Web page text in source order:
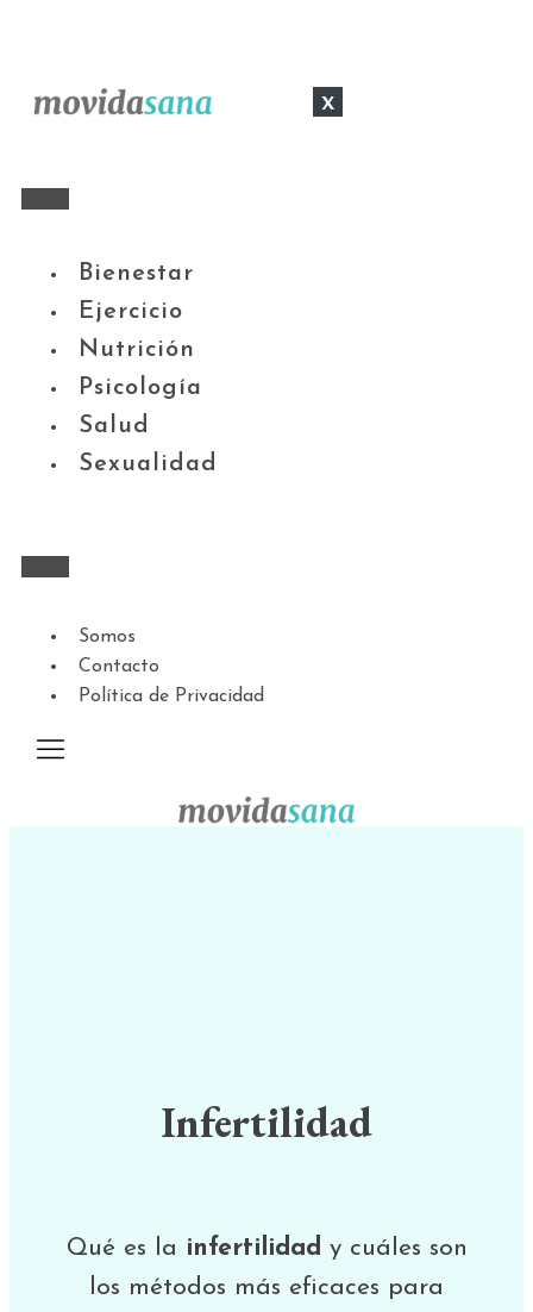
x
Bienestar
Ejercicio
Nutrición
Psicología
Salud
Sexualidad
Somos
Contacto
Política de Privacidad
Infertilidad
Qué es la infertilidad y cuáles son
los métodos más eficaces para